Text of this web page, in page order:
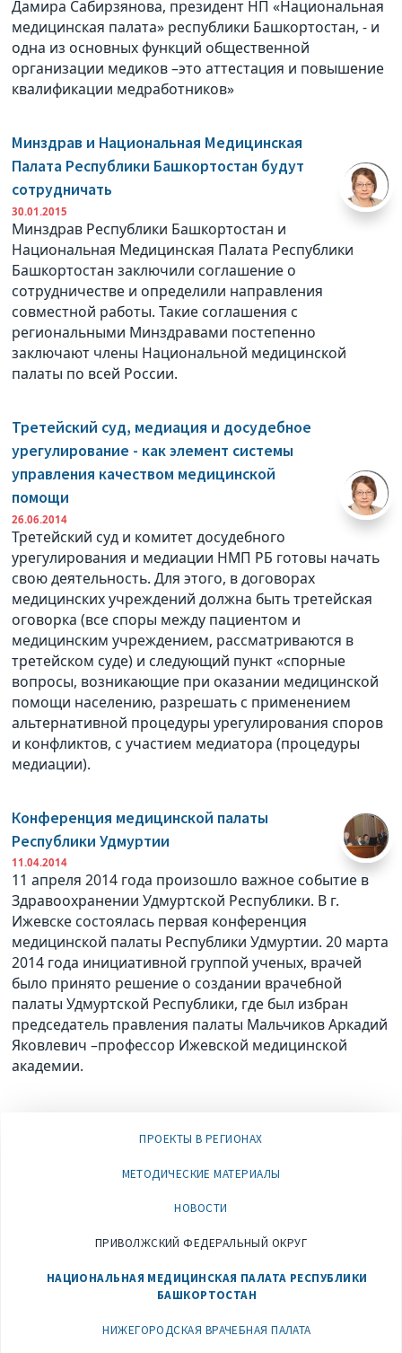
Дамира Сабирзянова, президент НП «Национальная
медицинская палата» республики Башкортостан, - и
одна из основных функций общественной
организации медиков –это аттестация и повышение
квалификации медработников»
Минздрав и Национальная Медицинская
Палата Республики Башкортостан будут
сотрудничать
30.01.2015
Минздрав Республики Башкортостан и
Национальная Медицинская Палата Республики
Башкортостан заключили соглашение о
сотрудничестве и определили направления
совместной работы. Такие соглашения с
региональными Минздравами постепенно
заключают члены Национальной медицинской
палаты по всей России.
Третейский суд, медиация и досудебное
урегулирование - как элемент системы
управления качеством медицинской
помощи
26.06.2014
Третейский суд и комитет досудебного
урегулирования и медиации НМП РБ готовы начать
свою деятельность. Для этого, в договорах
медицинских учреждений должна быть третейская
оговорка (все споры между пациентом и
медицинским учреждением, рассматриваются в
третейском суде) и следующий пункт «спорные
вопросы, возникающие при оказании медицинской
помощи населению, разрешать с применением
альтернативной процедуры урегулирования споров
и конфликтов, с участием медиатора (процедуры
медиации).
Конференция медицинской палаты
Республики Удмуртии
11.04.2014
11 апреля 2014 года произошло важное событие в
Здравоохранении Удмуртской Республики. В г.
Ижевске состоялась первая конференция
медицинской палаты Республики Удмуртии. 20 марта
2014 года инициативной группой ученых, врачей
было принято решение о создании врачебной
палаты Удмуртской Республики, где был избран
председатель правления палаты Мальчиков Аркадий
Яковлевич –профессор Ижевской медицинской
академии.
ПРОЕКТЫ В РЕГИОНАХ
МЕТОДИЧЕСКИЕ МАТЕРИАЛЫ
НОВОСТИ
ПРИВОЛЖСКИЙ ФЕДЕРАЛЬНЫЙ ОКРУГ
НАЦИОНАЛЬНАЯ МЕДИЦИНСКАЯ ПАЛАТА РЕСПУБЛИКИ
БАШКОРТОСТАН
НИЖЕГОРОДСКАЯ ВРАЧЕБНАЯ ПАЛАТА